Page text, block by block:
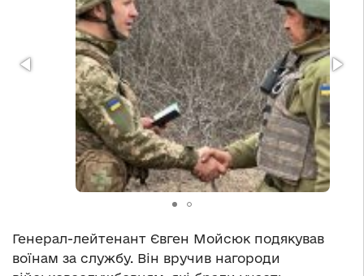
Генерал-лейтенант Євген Мойсюк подякував
воїнам за службу. Він вручив нагороди